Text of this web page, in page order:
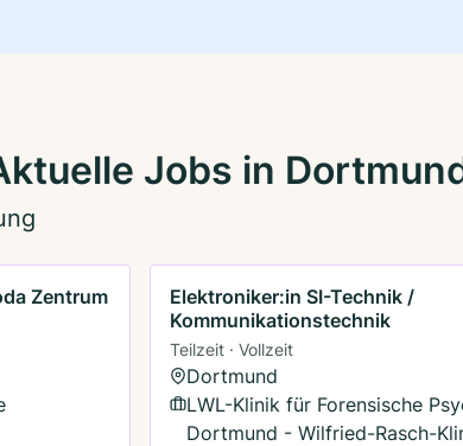
Jobs in
Zentrum
Elektroniker:in SI-Technik /
Kommunikationstechnik
Teilzeit · Vollzeit
Dortmund
LWL-Klinik für Forensische
Dortmund - Wilfried-Rasch-